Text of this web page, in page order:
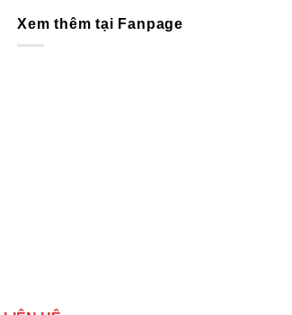
Xem thêm tại Fanpage